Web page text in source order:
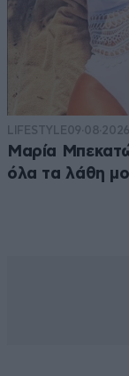
LIFESTYLE
Μαρία
όλα τα λάθη